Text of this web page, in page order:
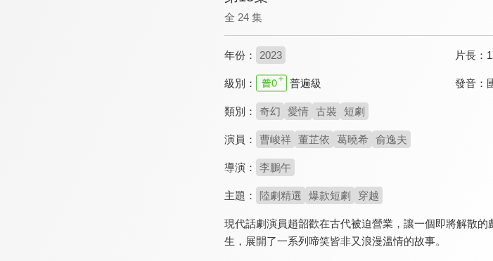
全 24 集
年份： 2023 片長：
級別： 普遍級 發音：
類別： 奇幻 愛情 古裝 短劇
演員： 曹峻祥 董芷依 葛曉希 俞逸夫
導演： 李鵬午
主題： 陸劇精選 爆款短劇 穿越
現代話劇演員趙韶歡在古代被迫營業，讓一個即將解散
生，展開了一系列啼笑皆非又浪漫溫情的故事。